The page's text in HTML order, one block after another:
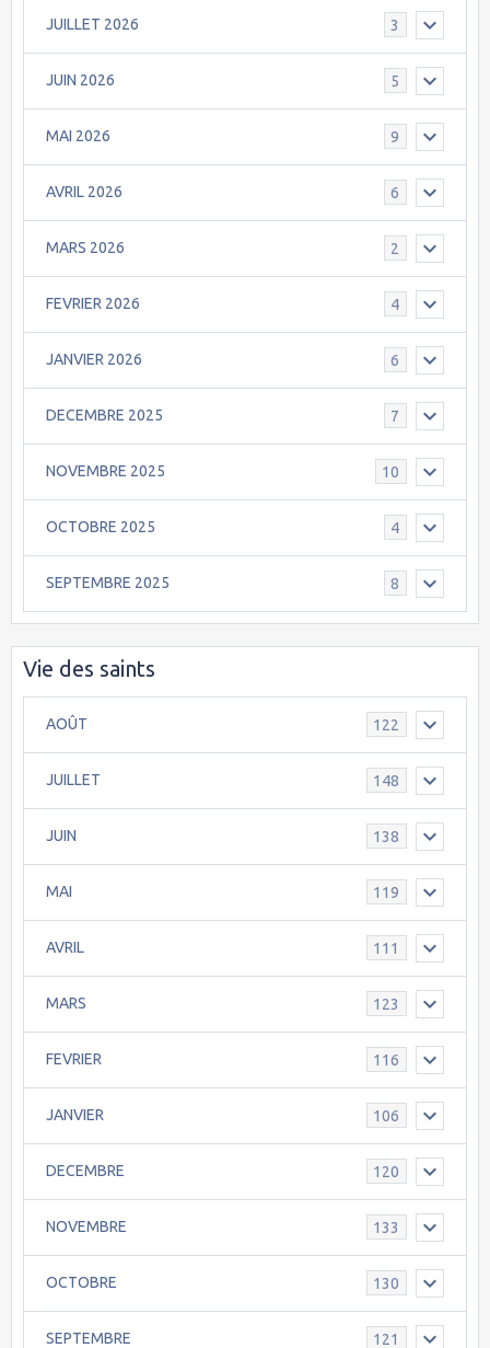
JUILLET 2026 3
JUIN 2026 5
MAI 2026 9
AVRIL 2026 6
MARS 2026 2
FEVRIER 2026 4
JANVIER 2026 6
DECEMBRE 2025 7
NOVEMBRE 2025 10
OCTOBRE 2025 4
SEPTEMBRE 2025 8
Vie des saints
AOÛT 122
JUILLET 148
JUIN 138
MAI 119
AVRIL 111
MARS 123
FEVRIER 116
JANVIER 106
DECEMBRE 120
NOVEMBRE 133
OCTOBRE 130
SEPTEMBRE 121